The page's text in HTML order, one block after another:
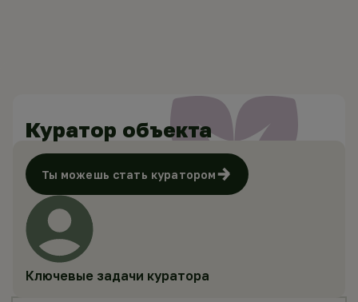
Куратор объекта
Ты можешь стать куратором
Ключевые задачи куратора